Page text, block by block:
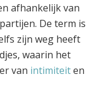
afhankelijk van
De term is
zijn weg heeft
waarin het
van intimiteiten